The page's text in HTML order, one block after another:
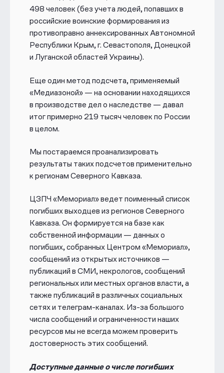
498 человек (без учета людей, попавших в
российские воинские формирования из
противоправно аннексированных Автономной
Республики Крым, г. Севастополя, Донецкой
и Луганской областей Украины).
Еще один метод подсчета, применяемый
«Медиазоной» — на основании находящихся
в производстве дел о наследстве — давал
итог примерно 219 тысяч человек по России
в целом.
Мы постараемся проанализировать
результаты таких подсчетов применительно
к регионам Северного Кавказа.
ЦЗПЧ «Мемориал»ведет поименный список
погибшихвыходцев из регионов Северного
Кавказа. Он формируется на базе как
собственной информации — данных о
погибших, собранных Центром «Мемориал»,
сообщений из открытых источников —
публикаций в СМИ, некрологов, сообщений
региональных или местных органов власти, а
также публикаций в различных социальных
сетях и телеграм-каналах. Из-за большого
числа сообщений и ограниченности наших
ресурсов мы не всегда можем проверить
достоверность этих сообщений.
Доступные данные о числе погибших